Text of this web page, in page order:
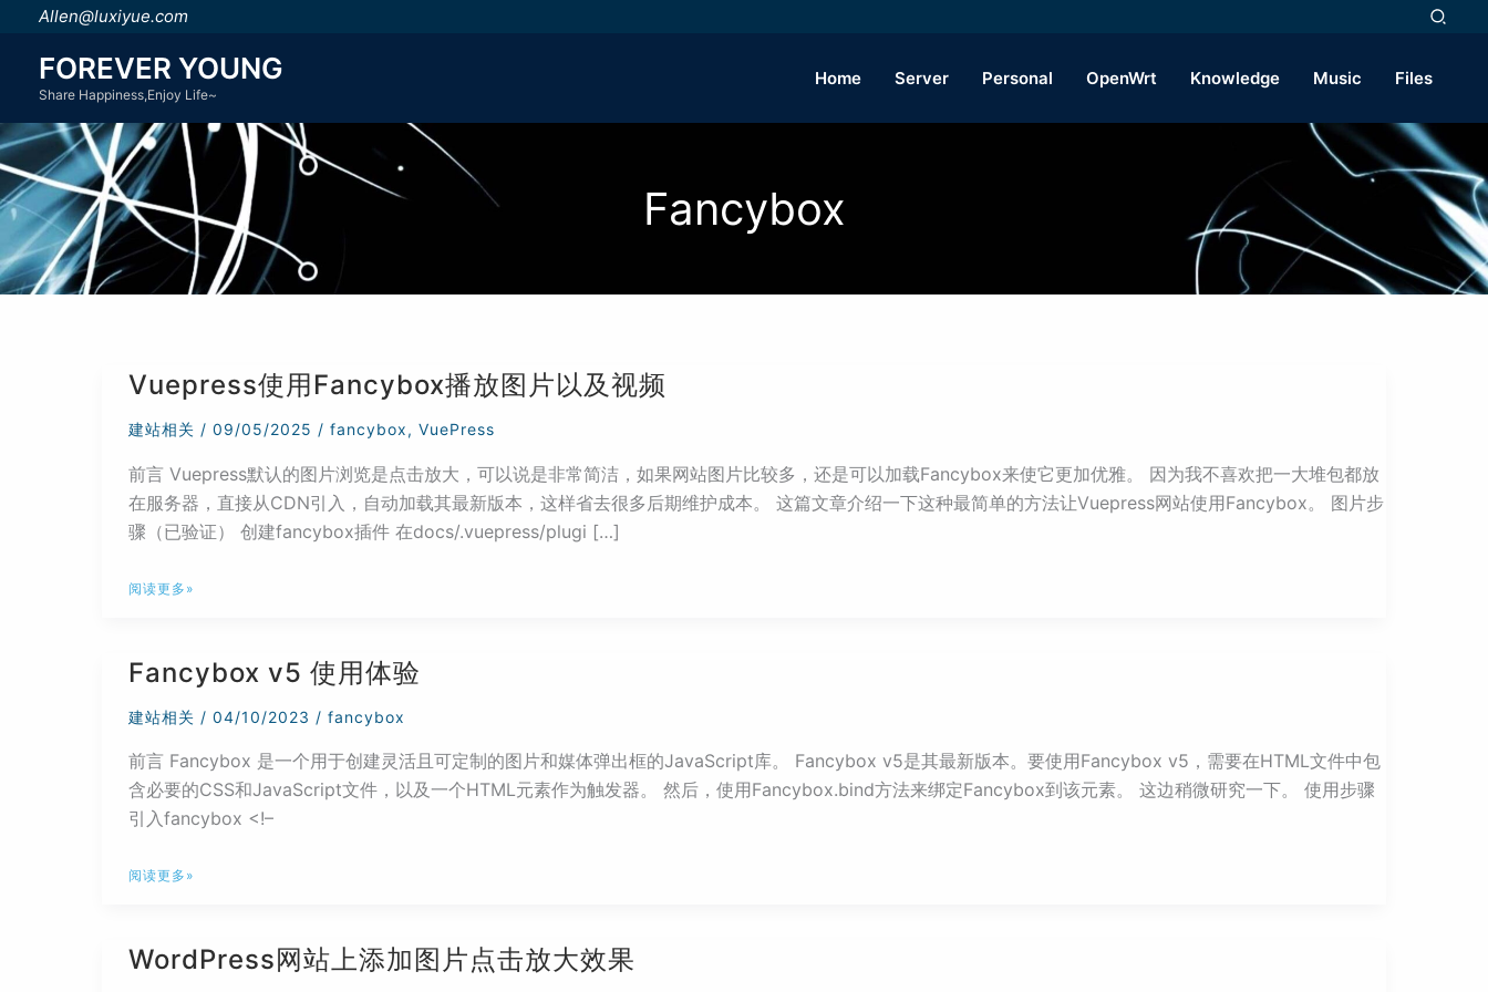
Allen@luxiyue.com
FOREVER YOUNG
Share Happiness,Enjoy Life~
Home Server Personal OpenWrt Knowledge Music Files
Fancybox
Vuepress使用Fancybox播放图片以及视频
建站相关 / 09/05/2025 / fancybox, VuePress
前言 Vuepress默认的图片浏览是点击放大，可以说是非常简洁，如果网站图片比较多，还是可以加载Fancybox来使它更加优雅。 因为我不喜欢把一大堆包都放
在服务器，直接从CDN引入，自动加载其最新版本，这样省去很多后期维护成本。 这篇文章介绍一下这种最简单的方法让Vuepress网站使用Fancybox。 图片步
骤（已验证） 创建fancybox插件 在docs/.vuepress/plugi […]
Vuepress
Fancybox
图
片
以
视
阅读更多»
Fancybox v5 使用体验
建站相关 / 04/10/2023 / fancybox
前言 Fancybox 是一个用于创建灵活且可定制的图片和媒体弹出框的JavaScript库。 Fancybox v5是其最新版本。要使用Fancybox v5，需要在HTML文件中包
含必要的CSS和JavaScript文件，以及一个HTML元素作为触发器。 然后，使用Fancybox.bind方法来绑定Fancybox到该元素。 这边稍微研究一下。 使用步骤
引入fancybox <!–
Fancybox
用
阅读更多»
WordPress网站上添加图片点击放大效果